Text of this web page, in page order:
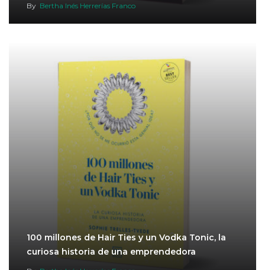
By Bertha Inés Herrerías Franco
100 millones de Hair Ties y un Vodka Tonic, la
curiosa historia de una emprendedora